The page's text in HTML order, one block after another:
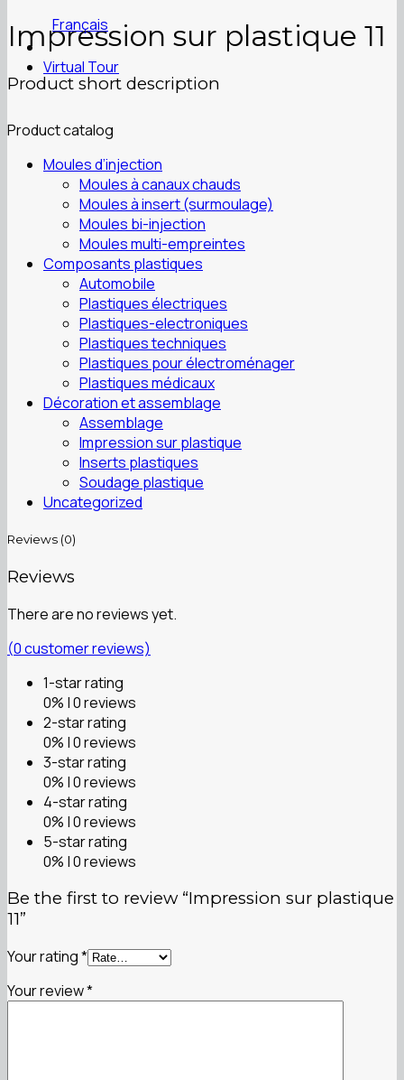
Français
Virtual Tour
Impression sur plastique 11
Product short description
Product catalog
Moules d’injection
Moules à canaux chauds
Moules à insert (surmoulage)
Moules bi-injection
Moules multi-empreintes
Composants plastiques
Automobile
Plastiques électriques
Plastiques-electroniques
Plastiques techniques
Plastiques pour électroménager
Plastiques médicaux
Décoration et assemblage
Assemblage
Impression sur plastique
Inserts plastiques
Soudage plastique
Uncategorized
Reviews (0)
Reviews
There are no reviews yet.
(0customer reviews)
1-star rating
0% | 0 reviews
2-star rating
0% | 0 reviews
3-star rating
0% | 0 reviews
4-star rating
0% | 0 reviews
5-star rating
0% | 0 reviews
Be the first to review “Impression sur plastique
11”
Your rating*
Your review*